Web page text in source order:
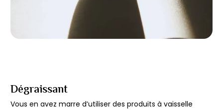
Dégraissant
Vous en avez marre d’utiliser des produits à vaisselle